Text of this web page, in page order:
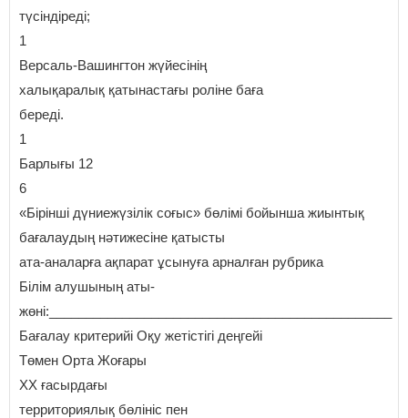
түсіндіреді;
1
Версаль-Вашингтон жүйесінің
халықаралық қатынастағы роліне баға
береді.
1
Барлығы 12
6
«Бірінші дүниежүзілік соғыс» бөлімі бойынша жиынтық
бағалаудың нәтижесіне қатысты
ата-аналарға ақпарат ұсынуға арналған рубрика
Білім алушының аты-
жөні:_______________________________________________
Бағалау критерийі Оқу жетістігі деңгейі
Төмен Орта Жоғары
ХХ ғасырдағы
территориялық бөлініс пен